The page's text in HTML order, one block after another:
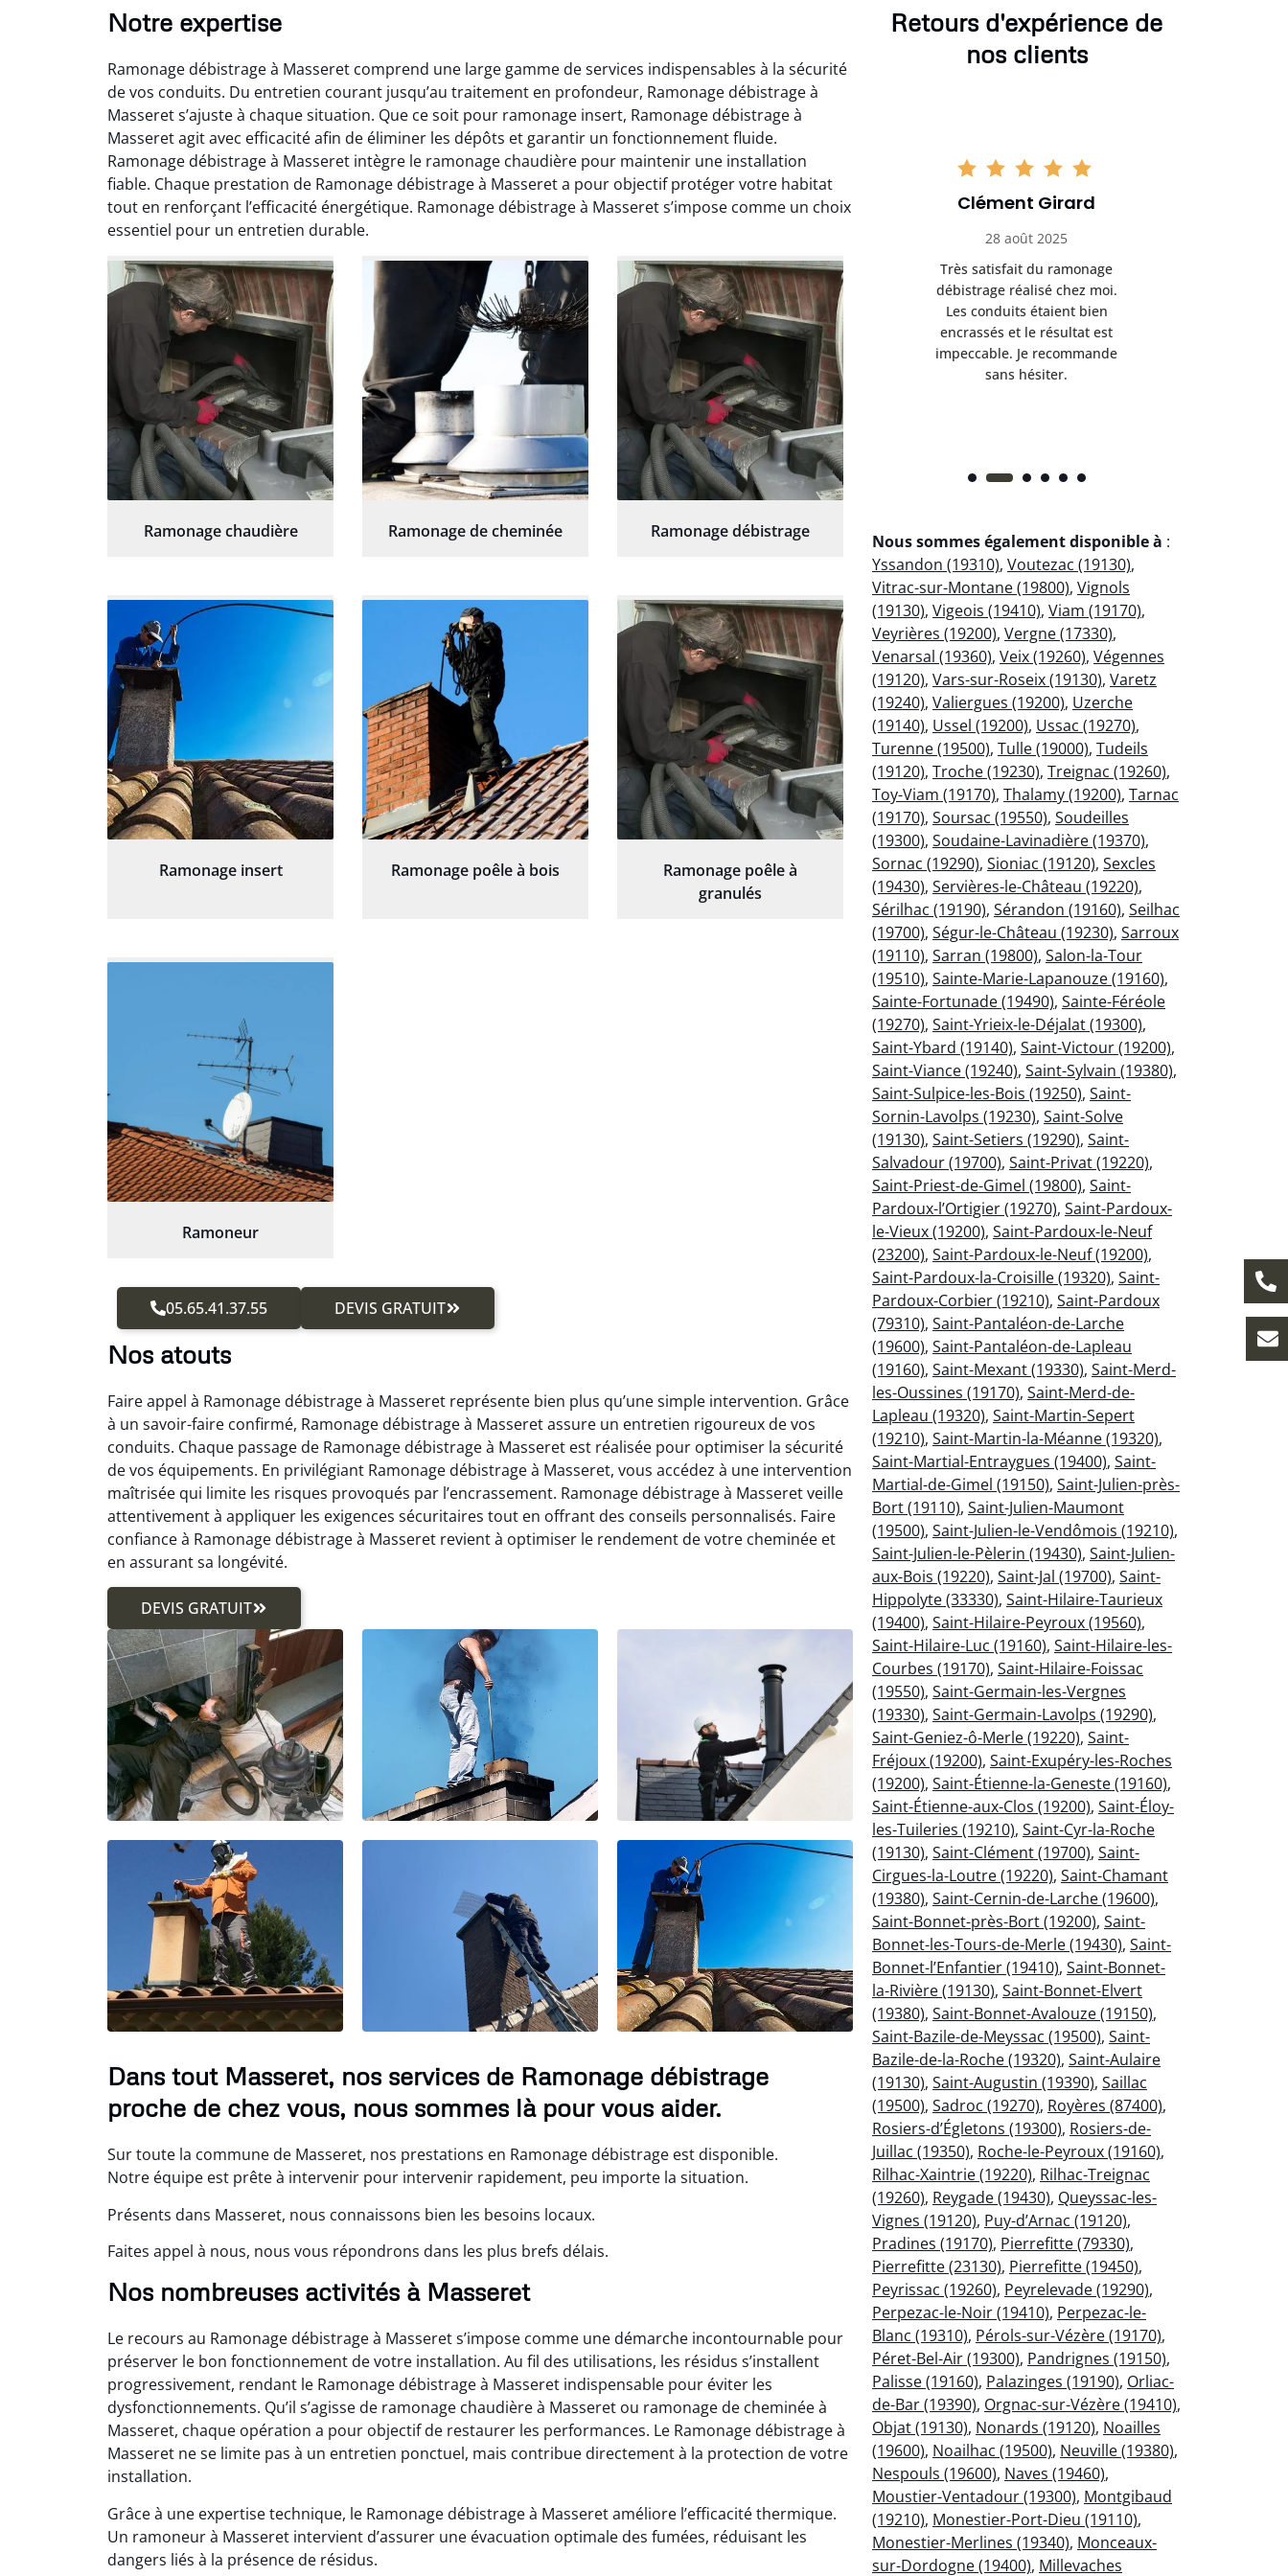
Notre expertise
Ramonage débistrage à Masseret comprend une large gamme de services indispensables à la sécurité
de vos conduits. Du entretien courant jusqu’au traitement en profondeur, Ramonage débistrage à
Masseret s’ajuste à chaque situation. Que ce soit pour ramonage insert, Ramonage débistrage à
Masseret agit avec efficacité afin de éliminer les dépôts et garantir un fonctionnement fluide.
Ramonage débistrage à Masseret intègre le ramonage chaudière pour maintenir une installation
fiable. Chaque prestation de Ramonage débistrage à Masseret a pour objectif protéger votre habitat
tout en renforçant l’efficacité énergétique. Ramonage débistrage à Masseret s’impose comme un choix
essentiel pour un entretien durable.
Ramonage chaudière Ramonage de cheminée Ramonage débistrage
Ramonage insert Ramonage poêle à bois
Ramonage poêle à
granulés
Ramoneur
05.65.41.37.55 DEVIS GRATUIT
Nos atouts
Faire appel à Ramonage débistrage à Masseret représente bien plus qu’une simple intervention. Grâce
à un savoir-faire confirmé, Ramonage débistrage à Masseret assure un entretien rigoureux de vos
conduits. Chaque passage de Ramonage débistrage à Masseret est réalisée pour optimiser la sécurité
de vos équipements. En privilégiant Ramonage débistrage à Masseret, vous accédez à une intervention
maîtrisée qui limite les risques provoqués par l’encrassement. Ramonage débistrage à Masseret veille
attentivement à appliquer les exigences sécuritaires tout en offrant des conseils personnalisés. Faire
confiance à Ramonage débistrage à Masseret revient à optimiser le rendement de votre cheminée et
en assurant sa longévité.
DEVIS GRATUIT
Dans tout Masseret, nos services de Ramonage débistrage
proche de chez vous, nous sommes là pour vous aider.
Sur toute la commune de Masseret, nos prestations en Ramonage débistrage est disponible.
Notre équipe est prête à intervenir pour intervenir rapidement, peu importe la situation.
Présents dans Masseret, nous connaissons bien les besoins locaux.
Faites appel à nous, nous vous répondrons dans les plus brefs délais.
Nos nombreuses activités à Masseret
Le recours au Ramonage débistrage à Masseret s’impose comme une démarche incontournable pour
préserver le bon fonctionnement de votre installation. Au fil des utilisations, les résidus s’installent
progressivement, rendant le Ramonage débistrage à Masseret indispensable pour éviter les
dysfonctionnements. Qu’il s’agisse de ramonage chaudière à Masseret ou ramonage de cheminée à
Masseret, chaque opération a pour objectif de restaurer les performances. Le Ramonage débistrage à
Masseret ne se limite pas à un entretien ponctuel, mais contribue directement à la protection de votre
installation.
Grâce à une expertise technique, le Ramonage débistrage à Masseret améliore l’efficacité thermique.
Un ramoneur à Masseret intervient d’assurer une évacuation optimale des fumées, réduisant les
dangers liés à la présence de résidus.
Retours d'expérience de
nos clients
Nicolas Perrin
Intervention rapide et très
propre pour le ramonage
débistrage. On sent tout de
suite la différence au niveau
du tirage. Très satisfait.
Yannick Morel
Intervention très efficace
pour le ramonage débistrage
de ma cheminée. Le tirage
est nettement meilleur et
plus aucune odeur. Travail
propre et rapide.
Clément Girard
28 août 2025
Très satisfait du ramonage
débistrage réalisé chez moi.
Les conduits étaient bien
encrassés et le résultat est
impeccable. Je recommande
sans hésiter.
Nous sommes également disponible à :
Yssandon (19310), Voutezac (19130),
Vitrac-sur-Montane (19800), Vignols
(19130), Vigeois (19410), Viam (19170),
Veyrières (19200), Vergne (17330),
Venarsal (19360), Veix (19260), Végennes
(19120), Vars-sur-Roseix (19130), Varetz
(19240), Valiergues (19200), Uzerche
(19140), Ussel (19200), Ussac (19270),
Turenne (19500), Tulle (19000), Tudeils
(19120), Troche (19230), Treignac (19260),
Toy-Viam (19170), Thalamy (19200), Tarnac
(19170), Soursac (19550), Soudeilles
(19300), Soudaine-Lavinadière (19370),
Sornac (19290), Sioniac (19120), Sexcles
(19430), Servières-le-Château (19220),
Sérilhac (19190), Sérandon (19160), Seilhac
(19700), Ségur-le-Château (19230), Sarroux
(19110), Sarran (19800), Salon-la-Tour
(19510), Sainte-Marie-Lapanouze (19160),
Sainte-Fortunade (19490), Sainte-Féréole
(19270), Saint-Yrieix-le-Déjalat (19300),
Saint-Ybard (19140), Saint-Victour (19200),
Saint-Viance (19240), Saint-Sylvain (19380),
Saint-Sulpice-les-Bois (19250), Saint-
Sornin-Lavolps (19230), Saint-Solve
(19130), Saint-Setiers (19290), Saint-
Salvadour (19700), Saint-Privat (19220),
Saint-Priest-de-Gimel (19800), Saint-
Pardoux-l’Ortigier (19270), Saint-Pardoux-
le-Vieux (19200), Saint-Pardoux-le-Neuf
(23200), Saint-Pardoux-le-Neuf (19200),
Saint-Pardoux-la-Croisille (19320), Saint-
Pardoux-Corbier (19210), Saint-Pardoux
(79310), Saint-Pantaléon-de-Larche
(19600), Saint-Pantaléon-de-Lapleau
(19160), Saint-Mexant (19330), Saint-Merd-
les-Oussines (19170), Saint-Merd-de-
Lapleau (19320), Saint-Martin-Sepert
(19210), Saint-Martin-la-Méanne (19320),
Saint-Martial-Entraygues (19400), Saint-
Martial-de-Gimel (19150), Saint-Julien-près-
Bort (19110), Saint-Julien-Maumont
(19500), Saint-Julien-le-Vendômois (19210),
Saint-Julien-le-Pèlerin (19430), Saint-Julien-
aux-Bois (19220), Saint-Jal (19700), Saint-
Hippolyte (33330), Saint-Hilaire-Taurieux
(19400), Saint-Hilaire-Peyroux (19560),
Saint-Hilaire-Luc (19160), Saint-Hilaire-les-
Courbes (19170), Saint-Hilaire-Foissac
(19550), Saint-Germain-les-Vergnes
(19330), Saint-Germain-Lavolps (19290),
Saint-Geniez-ô-Merle (19220), Saint-
Fréjoux (19200), Saint-Exupéry-les-Roches
(19200), Saint-Étienne-la-Geneste (19160),
Saint-Étienne-aux-Clos (19200), Saint-Éloy-
les-Tuileries (19210), Saint-Cyr-la-Roche
(19130), Saint-Clément (19700), Saint-
Cirgues-la-Loutre (19220), Saint-Chamant
(19380), Saint-Cernin-de-Larche (19600),
Saint-Bonnet-près-Bort (19200), Saint-
Bonnet-les-Tours-de-Merle (19430), Saint-
Bonnet-l’Enfantier (19410), Saint-Bonnet-
la-Rivière (19130), Saint-Bonnet-Elvert
(19380), Saint-Bonnet-Avalouze (19150),
Saint-Bazile-de-Meyssac (19500), Saint-
Bazile-de-la-Roche (19320), Saint-Aulaire
(19130), Saint-Augustin (19390), Saillac
(19500), Sadroc (19270), Royères (87400),
Rosiers-d’Égletons (19300), Rosiers-de-
Juillac (19350), Roche-le-Peyroux (19160),
Rilhac-Xaintrie (19220), Rilhac-Treignac
(19260), Reygade (19430), Queyssac-les-
Vignes (19120), Puy-d’Arnac (19120),
Pradines (19170), Pierrefitte (79330),
Pierrefitte (23130), Pierrefitte (19450),
Peyrissac (19260), Peyrelevade (19290),
Perpezac-le-Noir (19410), Perpezac-le-
Blanc (19310), Pérols-sur-Vézère (19170),
Péret-Bel-Air (19300), Pandrignes (19150),
Palisse (19160), Palazinges (19190), Orliac-
de-Bar (19390), Orgnac-sur-Vézère (19410),
Objat (19130), Nonards (19120), Noailles
(19600), Noailhac (19500), Neuville (19380),
Nespouls (19600), Naves (19460),
Moustier-Ventadour (19300), Montgibaud
(19210), Monestier-Port-Dieu (19110),
Monestier-Merlines (19340), Monceaux-
sur-Dordogne (19400), Millevaches